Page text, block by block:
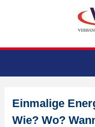
Einmalige
Wie? Wo?